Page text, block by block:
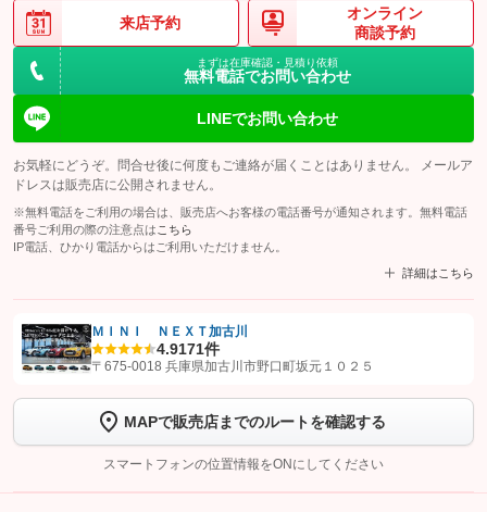
来店予約
オンライン
商談予約
まずは在庫確認・見積り依頼
無料電話でお問い合わせ
LINEでお問い合わせ
お気軽にどうぞ。問合せ後に何度もご連絡が届くことはありません。 メールア
ドレスは販売店に公開されません。
※無料電話をご利用の場合は、販売店へお客様の電話番号が通知されます。無料電話
番号ご利用の際の注意点は こちら
IP電話、ひかり電話からはご利用いただけません。
詳細はこちら
【STEP1】認証画面でグーネットを友だち追加してから「許可する」ボタンを押
トーク画面で
ボタンをタップして問い合わせを
完了してください。
こちら
ＭＩＮＩ ＮＥＸＴ加古川
4.9171件
〒675-0018 兵庫県加古川市野口町坂元１０２５
MAPで販売店までのルートを確認する
スマートフォンの位置情報をONにしてください